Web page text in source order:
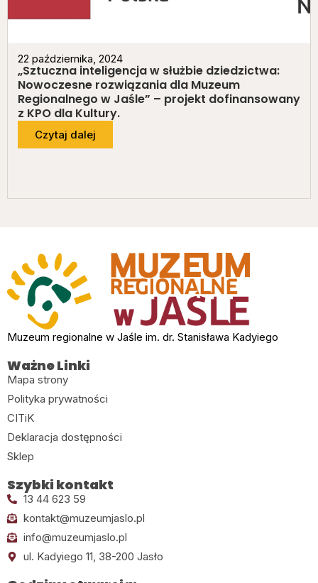
22 października, 2024
„Sztuczna inteligencja w służbie dziedzictwa:
Nowoczesne rozwiązania dla Muzeum
Regionalnego w Jaśle” – projekt dofinansowany
z KPO dla Kultury.
Czytaj dalej
Muzeum regionalne w Jaśle im. dr. Stanisława Kadyiego
Ważne Linki
Mapa strony
Polityka prywatności
CITiK
Deklaracja dostępności
Sklep
Szybki kontakt
13 44 623 59
kontakt@muzeumjaslo.pl
info@muzeumjaslo.pl
ul. Kadyiego 11, 38-200 Jasło